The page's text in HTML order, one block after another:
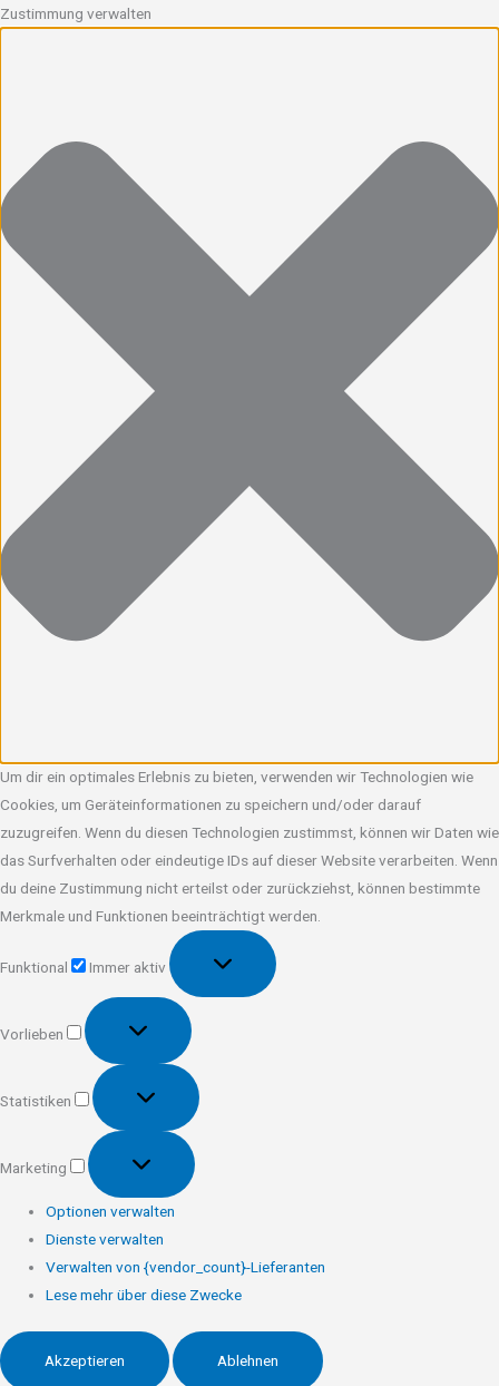
Zustimmung verwalten
Um dir ein optimales Erlebnis zu bieten, verwenden wir Technologien wie
Cookies, um Geräteinformationen zu speichern und/oder darauf
zuzugreifen. Wenn du diesen Technologien zustimmst, können wir Daten wie
das Surfverhalten oder eindeutige IDs auf dieser Website verarbeiten. Wenn
du deine Zustimmung nicht erteilst oder zurückziehst, können bestimmte
Merkmale und Funktionen beeinträchtigt werden.
Funktional
Immer aktiv
Vorlieben
Vorlieben
Statistiken
Statistiken
Marketing
Marketing
Optionen verwalten
Dienste verwalten
Verwalten von {vendor_count}-Lieferanten
Lese mehr über diese Zwecke
Akzeptieren Ablehnen